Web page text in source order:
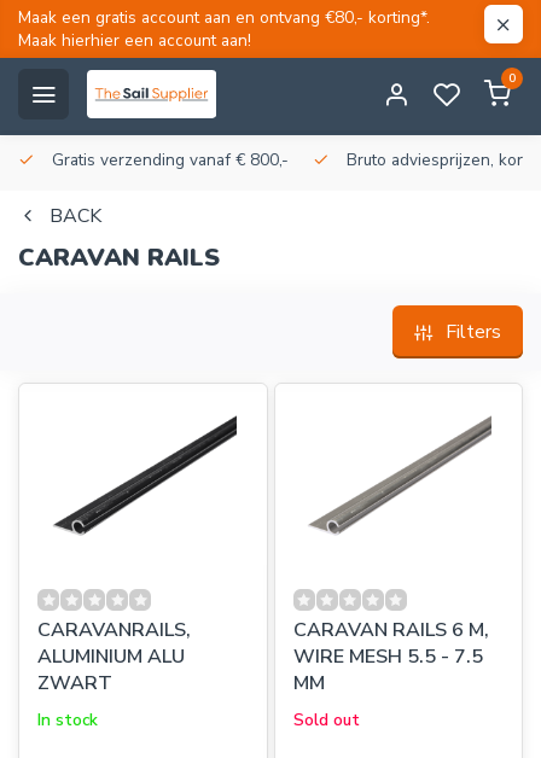
Maak een gratis account aan en ontvang €80,- korting*.
Maak hierhier een account aan!
0
Gratis verzending vanaf € 800,- Bruto adviesprijzen,
BACK
CARAVAN RAILS
Filters
CARAVANRAILS,
ALUMINIUM ALU
ZWART
In stock
CARAVAN RAILS 6 M,
WIRE MESH 5.5 - 7.5
MM
Sold out